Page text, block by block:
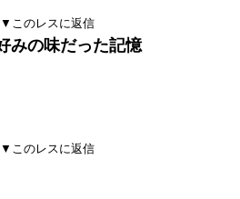
▼このレスに返信
みの味だった記憶
▼このレスに返信